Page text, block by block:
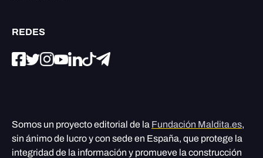
REDES
Somos un proyecto editorial de la Fundación Maldita.es,
sin ánimo de lucro y con sede en España, que protege la
integridad de la información y promueve la construcción